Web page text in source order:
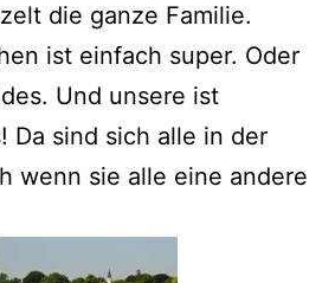
die ganze Familie.
ist einfach super. Oder
Und unsere ist
Da sind sich alle in der
wenn sie alle eine andere